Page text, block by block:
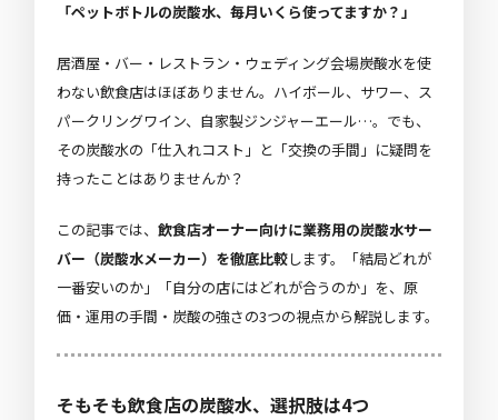
「ペットボトルの炭酸水、毎月いくら使ってますか？」
居酒屋・バー・レストラン・ウェディング会場――炭酸水を使
わない飲食店はほぼありません。ハイボール、サワー、ス
パークリングワイン、自家製ジンジャーエール…。でも、
その炭酸水の「仕入れコスト」と「交換の手間」に疑問を
持ったことはありませんか？
この記事では、 飲食店オーナー向けに業務用の炭酸水サー
バー（炭酸水メーカー）を徹底比較します。「結局どれが
一番安いのか」「自分の店にはどれが合うのか」を、原
価・運用の手間・炭酸の強さの3つの視点から解説します。
そもそも飲食店の炭酸水、選択肢は4つ